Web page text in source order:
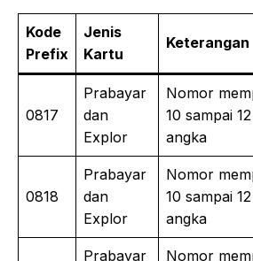
Kode
Prefix
Jenis
Kartu
Keterangan
0817
Prabayar
dan
Explor
Nomor
10 sampai
angka
0818
Prabayar
dan
Explor
Nomor
10 sampai
angka
Prabayar
Nomor